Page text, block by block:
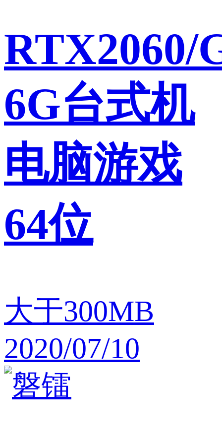
RTX2060/
6G台式机
电脑游戏
64位
大于300MB
2020/07/10